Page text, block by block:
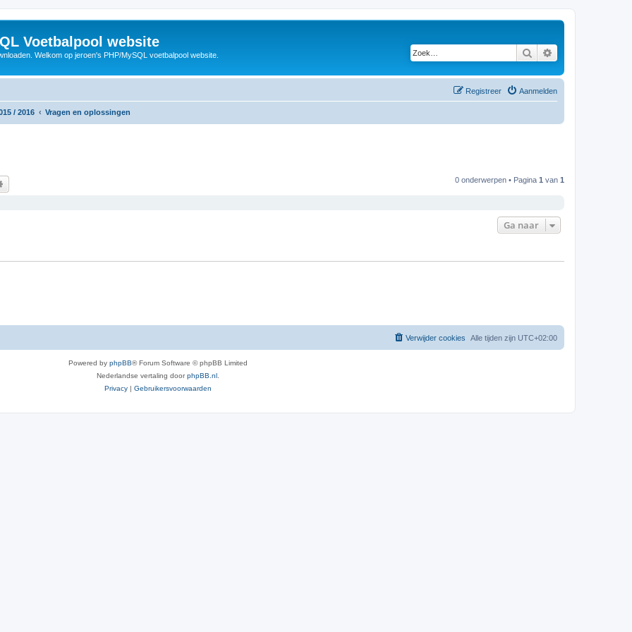
Voetbalpool website
Welkom op jeroen's PHP/MySQL voetbalpool website. Zoek
Aanmelden
Registreer
/ 2016 Vragen en oplossingen
0 onderwerpen • Pagina 1 van 1
Ga naar
Alle tijden zijn UTC+02:00
Verwijder cookies
Powered by phpBB® Forum Software © phpBB Limited
Nederlandse vertaling doorphpBB.nl
Privacy | Gebruikersvoorwaarden